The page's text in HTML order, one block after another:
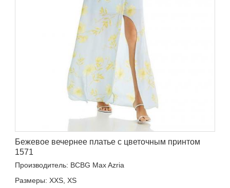
Бежевое вечернее платье с цветочным принтом
1571
Производитель: BCBG Max Azria
Размеры: XXS, XS